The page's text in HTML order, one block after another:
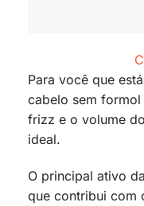
Para você que
cabelo sem
frizz e o volume
ideal.
O principal ativo
que contribui com